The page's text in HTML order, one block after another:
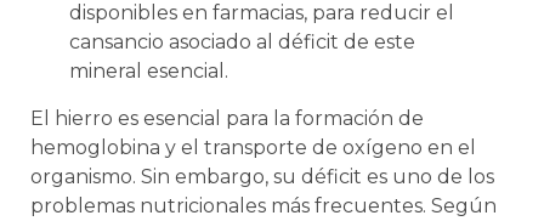
disponibles en farmacias, para reducir el
cansancio asociado al déficit de este
mineral esencial.
El hierro es esencial para la formación de
hemoglobina y el transporte de oxígeno en el
organismo. Sin embargo, su déficit es uno de los
problemas nutricionales más frecuentes. Según